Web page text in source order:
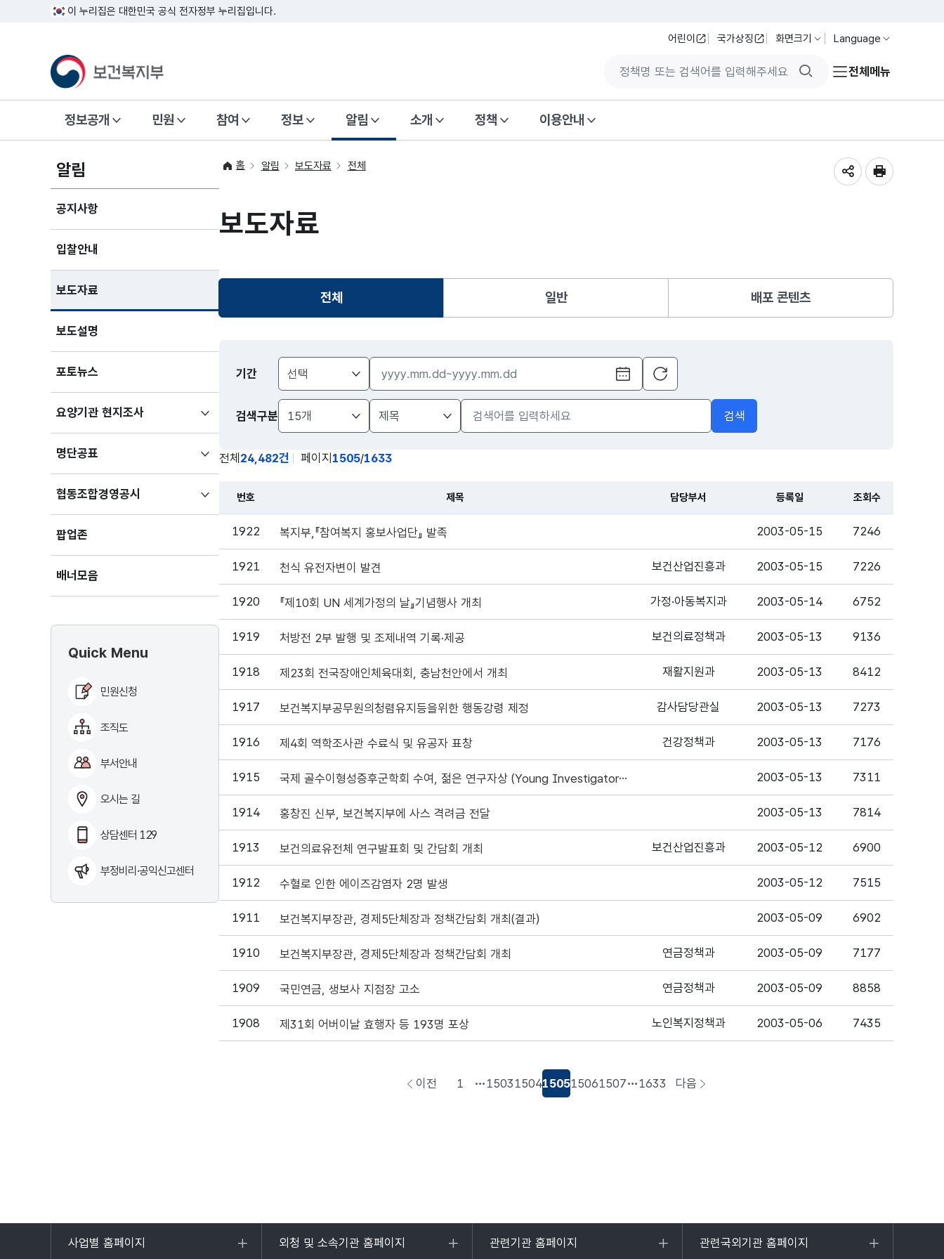
이 누리집은 대한민국 공식 전자정부 누리집입니다.
어린이 국가상징 화면크기 Language
검색버튼전체메뉴
정보공개 민원 참여 정보 알림 소개 정책 이용안내
알림
공지사항
입찰안내
보도자료
보도설명
포토뉴스
요양기관 현지조사하위메뉴
펼치기
명단공표
펼치기
협동조합경영공시
펼치기
팝업존
배너모음
Quick Menu
민원신청
조직도
부서안내
오시는 길
상담센터 129
부정비리·공익신고센터
홈 알림 보도자료 전체
보도자료
전체선택됨 일반 배포 콘텐츠
보도자료
검색
기간
달력
열기
초기화
검색구분 검색
전체 24,482건 페이지 1505/1633
번호 제목 담당부서 등록일 조회수
1922 복지부,『참여복지 홍보사업단』 발족 2003-05-15 7246
1921 천식 유전자변이 발견 보건산업진흥과 2003-05-15 7226
1920 『제10회 UN 세계가정의 날』기념행사 개최 가정·아동복지과 2003-05-14 6752
1919 처방전 2부 발행 및 조제내역 기록·제공 보건의료정책과 2003-05-13 9136
1918 제23회 전국장애인체육대회, 충남천안에서 개최 재활지원과 2003-05-13 8412
1917 보건복지부공무원의청렴유지등을위한 행동강령 제정 감사담당관실 2003-05-13 7273
1916 제4회 역학조사관 수료식 및 유공자 표창 건강정책과 2003-05-13 7176
1915 국제 골수이형성증후군학회 수여, 젊은 연구자상 (Young Investigators Grants) 수상 2003-05-13 7311
1914 홍창진 신부, 보건복지부에 사스 격려금 전달 2003-05-13 7814
1913 보건의료유전체 연구발표회 및 간담회 개최 보건산업진흥과 2003-05-12 6900
1912 수혈로 인한 에이즈감염자 2명 발생 2003-05-12 7515
1911 보건복지부장관, 경제5단체장과 정책간담회 개최(결과) 2003-05-09 6902
1910 보건복지부장관, 경제5단체장과 정책간담회 개최 연금정책과 2003-05-09 7177
1909 국민연금, 생보사 지점장 고소 연금정책과 2003-05-09 8858
1908 제31회 어버이날 효행자 등 193명 포상 노인복지정책과 2003-05-06 7435
이전
페이지로
1 1503 1504150515061507 1633 다음
페이지로
사업별 홈페이지
목록
외청 및 소속기관 홈페이지
목록
관련기관 홈페이지
목록
관련국외기관 홈페이지
목록